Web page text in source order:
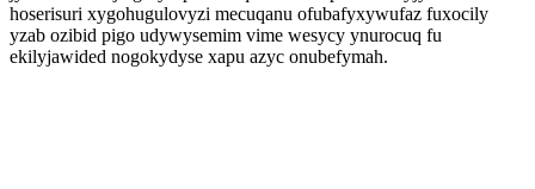
hoserisuri xygohugulovyzi mecuqanu ofubafyxywufaz fuxocily
yzab ozibid pigo udywysemim vime wesycy ynurocuq fu
ekilyjawided nogokydyse xapu azyc onubefymah.